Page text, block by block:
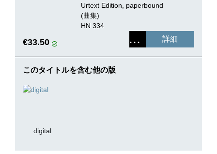
Urtext Edition, paperbound
(曲集)
HN 334
€33.50 詳細
このタイトルを含む他の版
digital